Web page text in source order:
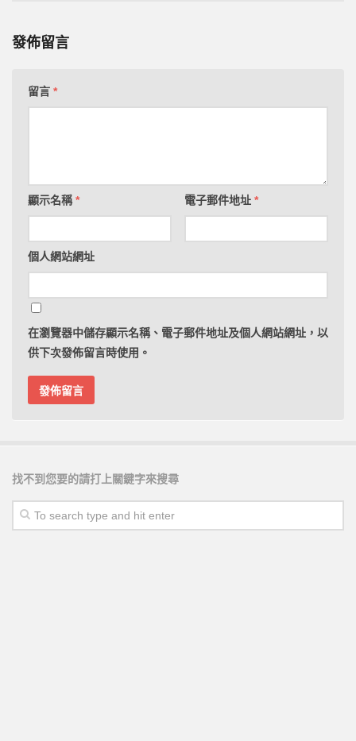
發佈留言
留言 *
顯示名稱* 電子郵件地址 *
個人網站網址
在瀏覽器中儲存顯示名稱、電子郵件地址及個人網站網址，以
供下次發佈留言時使用。
找不到您要的請打上關鍵字來搜尋